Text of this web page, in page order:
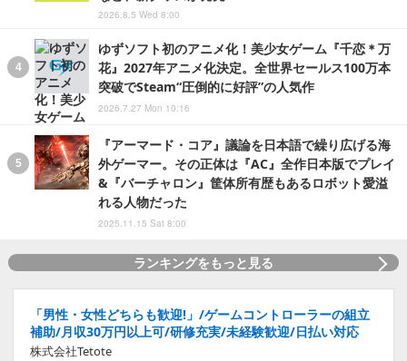
2026.8.5 Wed 8:00
ゆずソフト初のアニメ化！美少女ゲーム『千恋＊万
花』2027年アニメ化決定。全世界セールス100万本
突破でSteam“圧倒的に好評”の人気作
2026.7.27 Mon 10:16
『アーマード・コア』議論を日本語で繰り広げる海
外ゲーマー。その正体は『AC』全作日本版でプレイ
&『バーチャロン』筐体所有歴もあるロボット愛溢
れる人物だった
2025.11.15 Sat 8:00
ランキングをもっと見る
「男性・女性どちらも歓迎!」/ゲームコントローラーの組立
補助/月収30万円以上可/研修充実/未経験歓迎/日払い対応
株式会社Tetote